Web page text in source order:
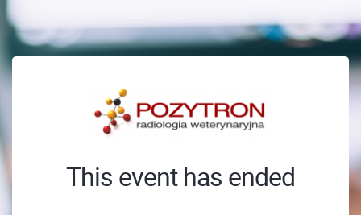
This event has ended